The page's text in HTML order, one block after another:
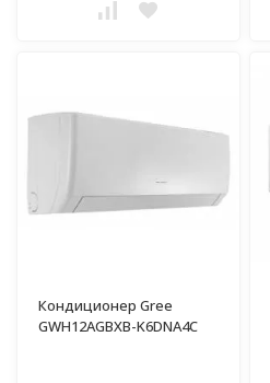
Кондиционер Gree
GWH12AGBXB-K6DNA4C